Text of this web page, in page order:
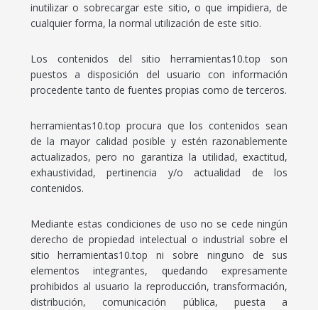
inutilizar o sobrecargar este sitio, o que impidiera, de
cualquier forma, la normal utilización de este sitio.
Los contenidos del sitio herramientas10.top son
puestos a disposición del usuario con información
procedente tanto de fuentes propias como de terceros.
herramientas10.top procura que los contenidos sean
de la mayor calidad posible y estén razonablemente
actualizados, pero no garantiza la utilidad, exactitud,
exhaustividad, pertinencia y/o actualidad de los
contenidos.
Mediante estas condiciones de uso no se cede ningún
derecho de propiedad intelectual o industrial sobre el
sitio herramientas10.top ni sobre ninguno de sus
elementos integrantes, quedando expresamente
prohibidos al usuario la reproducción, transformación,
distribución, comunicación pública, puesta a